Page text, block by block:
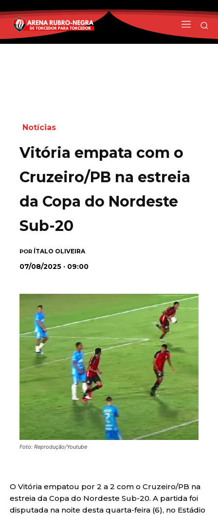
Notícias
Vitória empata com o
Cruzeiro/PB na estreia
da Copa do Nordeste
Sub-20
POR ÍTALO OLIVEIRA
07/08/2025 · 09:00
Foto: Reprodução/Youtube
O Vitória empatou por 2 a 2 com o Cruzeiro/PB na
estreia da Copa do Nordeste Sub-20. A partida foi
disputada na noite desta quarta-feira (6), no Estádio